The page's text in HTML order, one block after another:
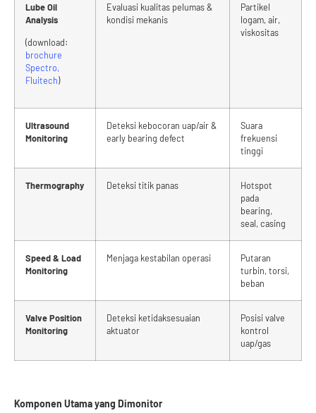
Lube Oil
Analysis
(download:
brochure
Spectro,
Fluitech)
Evaluasi kualitas pelumas &
kondisi mekanis
Partikel
logam, air,
viskositas
Ultrasound
Monitoring
Deteksi kebocoran uap/air &
early bearing defect
Suara
frekuensi
tinggi
Thermography Deteksi titik panas
Hotspot
pada
bearing,
seal, casing
Speed & Load
Monitoring
Menjaga kestabilan operasi
Putaran
turbin, torsi,
beban
Valve Position
Monitoring
Deteksi ketidaksesuaian
aktuator
Posisi valve
kontrol
uap/gas
Komponen Utama yang Dimonitor